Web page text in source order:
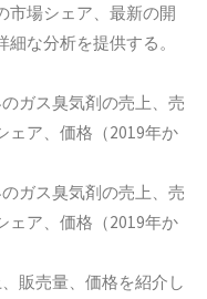
市場シェア、最新の開
な分析を提供する。
ガス臭気剤の売上、売
ェア、価格（2019年か
ガス臭気剤の売上、売
ェア、価格（2019年か
販売量、価格を紹介し